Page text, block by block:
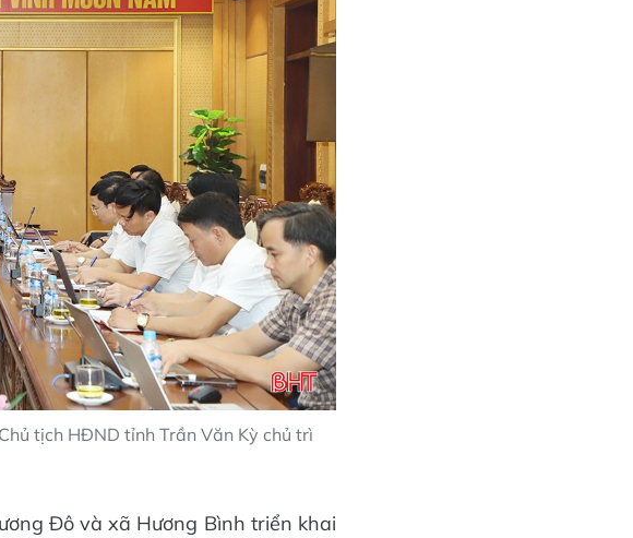
tịch HĐND tỉnh Trần Văn Kỳ chủ trì
Đô và xã Hương Bình triển khai